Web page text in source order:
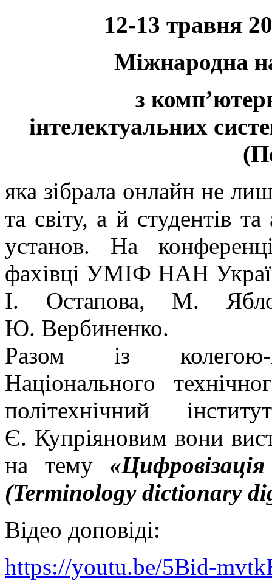
12-13 травня
Міжнародна
з
інтелектуальних
яка зібрала онлайн не
та світу, а й студентів
установ. На
фахівці УМІФ НАН
І. Остапова, М.
Ю. Вербиненко.
Разом із колегою-
Національного
політехнічний
Є. Купріяновим вони
на тему
(Terminology dictionary
Відео доповіді:
https://youtu.be/5Bid-